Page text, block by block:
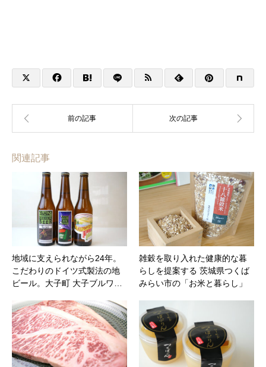
関連記事
地域に支えられながら24年。
こだわりのドイツ式製法の地
ビール。大子町 大子ブルワ…
雑穀を取り入れた健康的な暮
らしを提案する 茨城県つくば
みらい市の「お米と暮らし」